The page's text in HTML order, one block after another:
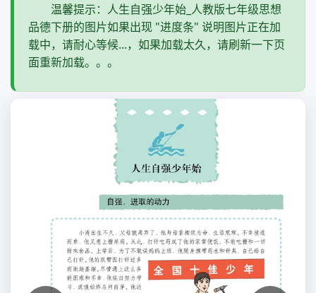
温馨提示：人生自强少年始_人教版七年级思想
品德下册的图片如果出现 "进度条" 说明图片正在加
载中，请耐心等候...，如果加载太久，请刷新一下页
面重新加载。。。